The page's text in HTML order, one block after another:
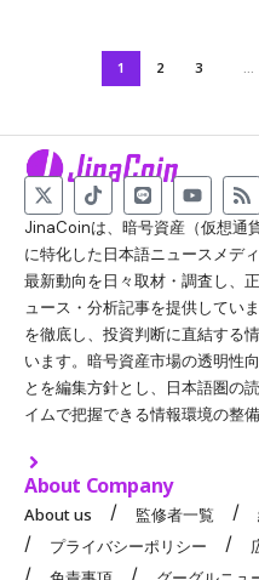
1 2 3 …
JinaCoinは、暗号資産（仮想通
に特化した日本語ニュースメデ
最新動向を日々取材・調査し、
ュース・分析記事を提供してい
を徹底し、投資判断に直結する
います。暗号資産市場の透明性
とを編集方針とし、日本語圏の
イムで把握できる情報環境の整
About Company
About us 監修者一覧
プライバシーポリシー